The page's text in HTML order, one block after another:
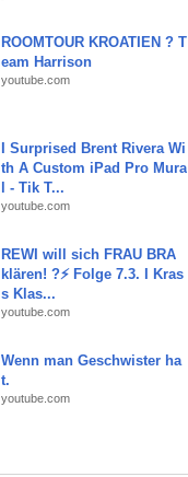
ROOMTOUR KROATIEN ? T
eam Harrison
youtube.com
I Surprised Brent Rivera Wi
th A Custom iPad Pro Mura
l - Tik T...
youtube.com
REWI will sich FRAU BRA
klären! ?⚡️ Folge 7.3. I Kras
s Klas...
youtube.com
Wenn man Geschwister ha
t.
youtube.com